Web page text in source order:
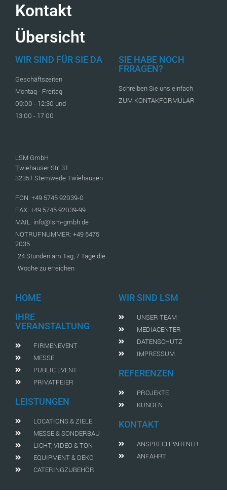
Kontakt
Übersicht
WIR SIND FÜR SIE DA
Geschäftszeiten
Montag - Freitag
09:00 - 12:30 und
13:00 - 17:00
LSM GmbH
Twiehauser Str. 31
32351 Stemwede Twiehausen
FON: +49 5745 92039-0
FAX: +49 5745 92039-99
MAIL: info@lsm-gmbh.de
NOTRUFNUMMER: +49 5475
2035
24 Stunden am Tag, 7 Tage die
Woche zu erreichen
SIE HABE NOCH
FRRAGEN?
Schreiben Sie uns einfach
ZUM KONTAKFORMULAR
HOME
IHRE
VERANSTALTUNG
FIRMENEVENT
MESSE
PUBLIC EVENT
PRIVATFEIER
LEISTUNGEN
LOCATIONS & ZIELE
MESSE & SONDERBAU
LICHT, VIDEO & TON
EQUIPMENT & DEKO
CATERINGZUBEHÖR
WIR SIND LSM
UNSER TEAM
MEDIACENTER
DATENSCHUTZ
IMPRESSUM
REFERENZEN
PROJEKTE
KUNDEN
KONTAKT
ANSPRECHPARTNER
ANFAHRT